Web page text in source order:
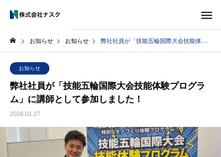
お知らせ お知らせ 弊社社員が「技能五輪国際大会技能体験プログラム」に講師として参加しました！
お知らせ
弊社社員が「技能五輪国際大会技能体験プログラ
ム」に講師として参加しました！
2026.01.27